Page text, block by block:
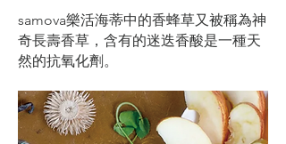
samova樂活海蒂中的香蜂草又被稱為神
奇長壽香草，含有的迷迭香酸是一種天
然的抗氧化劑。